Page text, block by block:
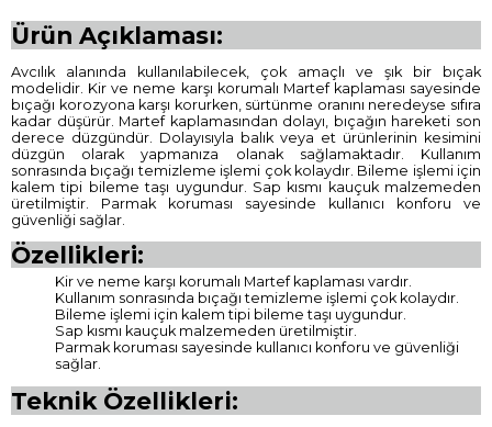
Ürün Açıklaması:
Avcılık alanında kullanılabilecek, çok amaçlı ve şık bir bıçak
modelidir. Kir ve neme karşı korumalı Martef kaplaması sayesinde
bıçağı korozyona karşı korurken, sürtünme oranını neredeyse sıfıra
kadar düşürür. Martef kaplamasından dolayı, bıçağın hareketi son
derece düzgündür. Dolayısıyla balık veya et ürünlerinin kesimini
düzgün olarak yapmanıza olanak sağlamaktadır. Kullanım
sonrasında bıçağı temizleme işlemi çok kolaydır. Bileme işlemi için
kalem tipi bileme taşı uygundur. Sap kısmı kauçuk malzemeden
üretilmiştir. Parmak koruması sayesinde kullanıcı konforu ve
güvenliği sağlar.
Özellikleri:
Kir ve neme karşı korumalı Martef kaplaması vardır.
Kullanım sonrasında bıçağı temizleme işlemi çok kolaydır.
Bileme işlemi için kalem tipi bileme taşı uygundur.
Sap kısmı kauçuk malzemeden üretilmiştir.
Parmak koruması sayesinde kullanıcı konforu ve güvenliği
sağlar.
Teknik Özellikleri: